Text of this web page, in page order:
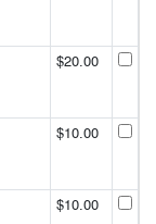
$20.00
$10.00
$10.00